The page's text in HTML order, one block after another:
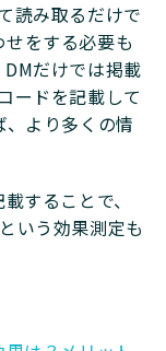
読み取るだけで
をする必要も
だけでは掲載
ードを記載して
より多くの情
することで、
いう効果測定も